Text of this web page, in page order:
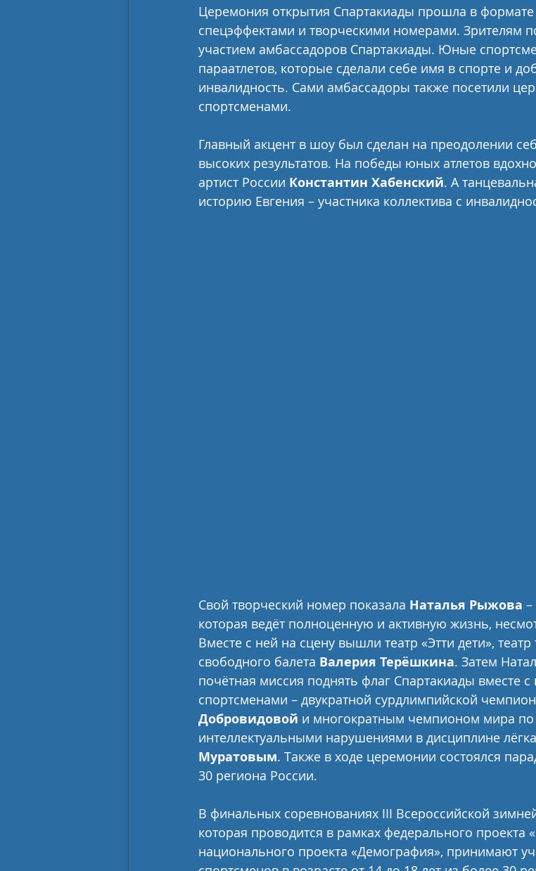
Церемония открытия Спартакиады прошла в
спецэффектами и творческими номерами. Зрителям
участием амбассадоров Спартакиады. Юные
параатлетов, которые сделали себе имя в спорте и
инвалидность. Сами амбассадоры также посетили
спортсменами.
Главный акцент в шоу был сделан на преодолении
высоких результатов. На победы юных атлетов
артист России Константин Хабенский. А
историю Евгения – участника коллектива с
Свой творческий номер показала Наталья Рыжова –
которая ведёт полноценную и активную жизнь,
Вместе с ней на сцену вышли театр «Этти дети»,
свободного балета Валерия Терёшкина. Затем
почётная миссия поднять флаг Спартакиады вместе
спортсменами – двукратной сурдлимпийской
Добровидовой и многократным чемпионом мира по
интеллектуальными нарушениями в дисциплине
Муратовым. Также в ходе церемонии состоялся
30 региона России.
В финальных соревнованиях III Всероссийской
которая проводится в рамках федерального проекта
национального проекта «Демография», принимают